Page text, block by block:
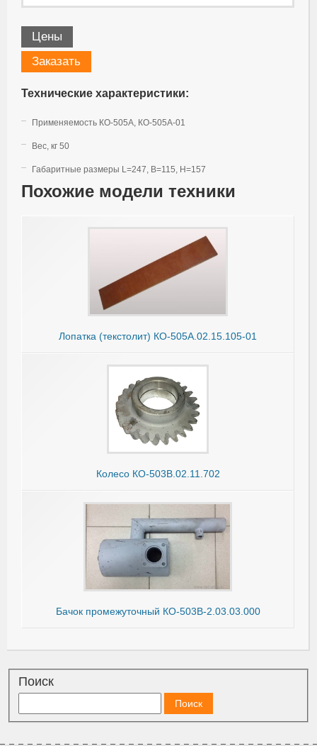
Цены
Заказать
Технические характеристики:
Применяемость КО-505А, КО-505А-01
Вес, кг 50
Габаритные размеры L=247, B=115, H=157
Похожие модели техники
Лопатка (текстолит) КО-505А.02.15.105-01
Колесо КО-503В.02.11.702
Бачок промежуточный КО-503В-2.03.03.000
Поиск